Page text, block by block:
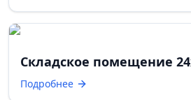
Складское помещение
Подробнее